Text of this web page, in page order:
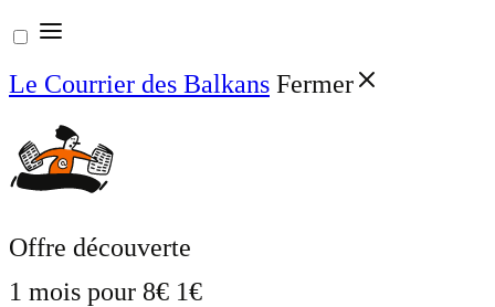
Aller
au
contenu
Le Courrier des Balkans Fermer
Offre découverte
1 mois pour 8€ 1€